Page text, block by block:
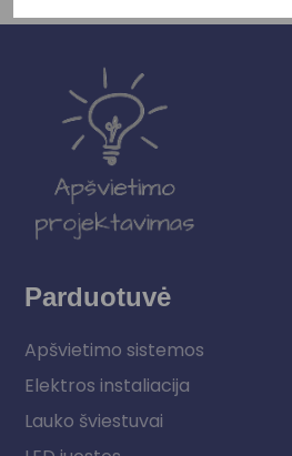
Parduotuvė
Apšvietimo sistemos
Elektros instaliacija
Lauko šviestuvai